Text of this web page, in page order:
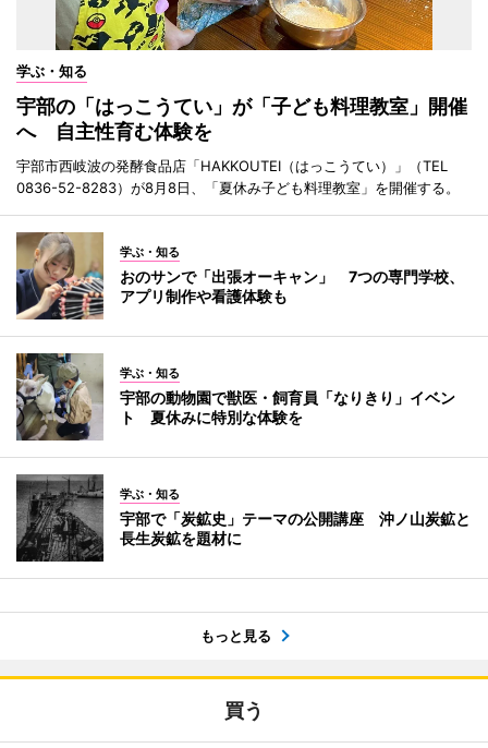
学ぶ・知る
宇部の「はっこうてい」が「子ども料理教室」開催
へ 自主性育む体験を
宇部市西岐波の発酵食品店「HAKKOUTEI（はっこうてい）」（TEL
0836-52-8283）が8月8日、「夏休み子ども料理教室」を開催する。
学ぶ・知る
おのサンで「出張オーキャン」 7つの専門学校、
アプリ制作や看護体験も
学ぶ・知る
宇部の動物園で獣医・飼育員「なりきり」イベン
ト 夏休みに特別な体験を
学ぶ・知る
宇部で「炭鉱史」テーマの公開講座 沖ノ山炭鉱と
長生炭鉱を題材に
もっと見る
買う